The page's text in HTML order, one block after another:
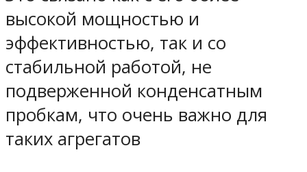
высокой мощностью и
эффективностью, так и со
стабильной работой, не
подверженной конденсатным
пробкам, что очень важно для
таких агрегатов